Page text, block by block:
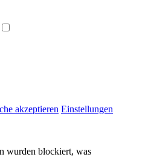
akzeptieren Einstellungen
wurden blockiert, was